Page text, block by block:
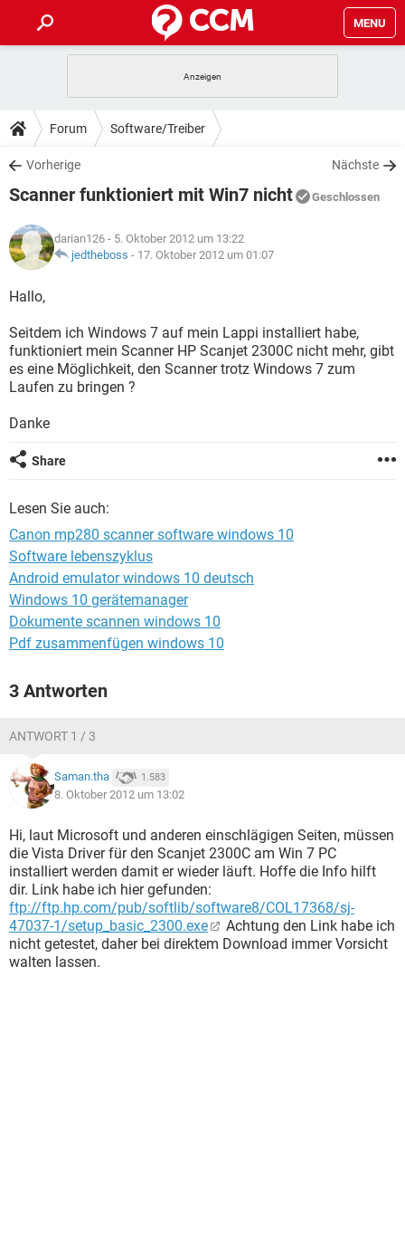
MENU
ANDROID IOS
WINDOWS 10
WHATSAPP TIKTOK
FACEBOOK
TIPPS & TRICKS
SPIELE
WHATSAPP TIKTOK
FACEBOOK
DOWNLOADS
SPIELE STREAMING
ANDROID
WINDOWS 10 INSTAGRAM
WHATSAPP
SPIELE STREAMING
ANDROID
WINDOWS 10
WHATSAPP TIKTOK
FACEBOOK HARDWARE
LEXIKON
SPIELE
WINDOWS 10 INSTAGRAM
WHATSAPP
Forum Software/Treiber
Vorherige Nächste
Scanner funktioniert mit Win7 nicht Geschlossen
darian126 - 5. Oktober 2012 um 13:22
jedtheboss - 17. Oktober 2012 um 01:07
Hallo,
Seitdem ich Windows 7 auf mein Lappi installiert habe,
funktioniert mein Scanner HP Scanjet 2300C nicht mehr, gibt
es eine Möglichkeit, den Scanner trotz Windows 7 zum
Laufen zu bringen ?
Danke
Share
Lesen Sie auch:
Canon mp280 scanner software windows 10
Software lebenszyklus
Android emulator windows 10 deutsch
Windows 10 gerätemanager
Dokumente scannen windows 10
Pdf zusammenfügen windows 10
3 Antworten
ANTWORT 1 / 3
Saman.tha 1.583
8. Oktober 2012 um 13:02
Hi, laut Microsoft und anderen einschlägigen Seiten, müssen
die Vista Driver für den Scanjet 2300C am Win 7 PC
installiert werden damit er wieder läuft. Hoffe die Info hilft
dir. Link habe ich hier gefunden:
ftp://ftp.hp.com/pub/softlib/software8/COL17368/sj-
47037-1/setup_basic_2300.exe
Achtung den Link habe ich
nicht getestet, daher bei direktem Download immer Vorsicht
walten lassen.